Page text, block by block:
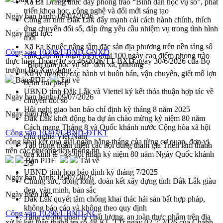
Xã Ea Drăng thúc đẩy phong trào “Bình dân học vụ số”, phát
triển khoa học, công nghệ và đổi mới sáng tạo
Công an tỉnh Đắk Lắk đẩy mạnh cải cách hành chính, thích
ứng chuyển đổi số, đáp ứng yêu cầu nhiệm vụ trong tình hình
mới
Xã Ea Knuếc nâng tầm đặc sản địa phương trên nền tảng số
Đắk Lắk tập huấn triển khai 100 ngày cao điểm phong trào
"Bình dân học vụ số" đến xã, phường
Xử lý nghiêm các hành vi buôn bán, vận chuyển, giết mổ lợn
bệnh trái phép
UBND tỉnh Đắk Lắk và Viettel ký kết thỏa thuận hợp tác về
chuyển đổi số
Hội nghị giao ban báo chí định kỳ tháng 8 năm 2025
Đắk Lắk khởi động ba dự án chào mừng kỷ niệm 80 năm
Cách mạng Tháng 8 và Quốc khánh nước Cộng hòa xã hội
chủ nghĩa Việt Nam
Tập trung hoàn thiện các nội dung tham gia Triển lãm thành
tựu kinh tế - xã hội nhân kỷ niệm 80 năm Ngày Quốc khánh
2/9
UBND tỉnh họp báo định kỳ tháng 7/2025
Chung sức, đồng lòng, đoàn kết xây dựng tỉnh Đắk Lắk giàu
đẹp, văn minh, bản sắc
Đắk Lắk quyết tâm chống khai thác hải sản bất hợp pháp,
không báo cáo và không theo quy định
Tăng cường quản lý chất lượng, an toàn thực phẩm trên địa
Ngày ban hành:09/07/2026
Ngày hiệu lực:
Công văn 10306/UBND-CNXD
thực hiện Thông tư số 46/2026/TT-BXD ngày 30/6/2026 của Bộ
trưởng Bộ Xây dựng
Bản PDF
Tải về
Ngày ban hành:09/07/2026
Ngày hiệu lực:
Công văn 10297/UBND-ĐTKT
công khai kết quả giải ngân hằng tháng của từng cơ quan, đơn vị
trên các phương tiện thông tin
Bản PDF
Tải về
Ngày ban hành:09/07/2026
Ngày hiệu lực:
Công văn 10296/UBND-NC